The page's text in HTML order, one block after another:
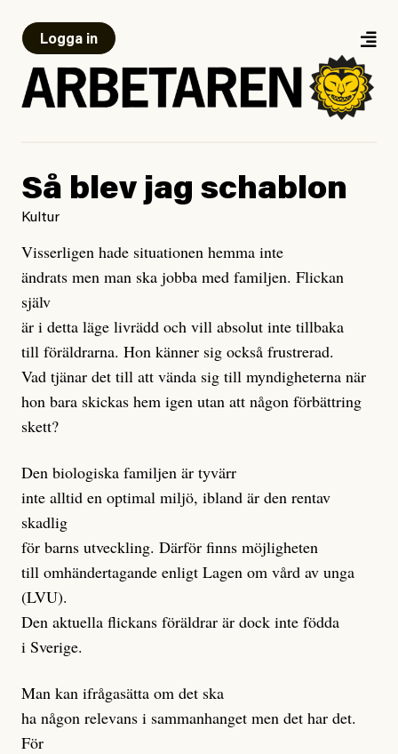
Logga in
Så blev jag schablon
Kultur
Visserligen hade situationen hemma inte
ändrats men man ska jobba med familjen. Flickan
själv
är i detta läge livrädd och vill absolut inte tillbaka
till föräldrarna. Hon känner sig också frustrerad.
Vad tjänar det till att vända sig till myndigheterna när
hon bara skickas hem igen utan att någon förbättring
skett?
Den biologiska familjen är tyvärr
inte alltid en optimal miljö, ibland är den rentav
skadlig
för barns utveckling. Därför finns möjligheten
till omhändertagande enligt Lagen om vård av unga
(LVU).
Den aktuella flickans föräldrar är dock inte födda
i Sverige.
Man kan ifrågasätta om det ska
ha någon relevans i sammanhanget men det har det.
För